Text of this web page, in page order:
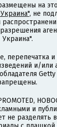
на
, не
Украина".
перепечатка
и/или
и
не разделять